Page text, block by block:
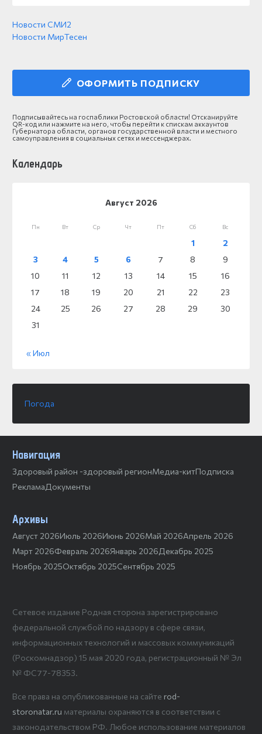
Новости СМИ2
Новости МирТесен
ОФОРМИТЬ ПОДПИСКУ
Подписывайтесь на госпаблики Ростовской области! Отсканируйте
QR-код или нажмите на него, чтобы перейти к спискам аккаунтов
Губернатора области, органов государственной власти и местного
самоуправления в социальных сетях и мессенджерах.
Календарь
Август 2026
Пн Вт Ср Чт Пт Сб Вс
1
2
3
4 5 6 7 8
9
10
11 12 13 14 15
16
17
18 19 20 21 22
23
24
25 26 27 28 29
30
31
« Июл
Погода
Навигация
Здоровый район -здоровый регионМедиа-китПодписка
РекламаДокументы
Архивы
Август 2026Июль 2026Июнь 2026Май 2026Апрель 2026
Март 2026Февраль 2026Январь 2026Декабрь 2025
Ноябрь 2025Октябрь 2025Сентябрь 2025
Сетевое издание Родная сторона зарегистрировано
федеральной службой по надзору в сфере связи,
информационных технологий и массовых коммуникаций
(Роскомнадзор) 15 мая 2020 года, регистрационный № Эл
№ ФС77-78353.
Все права на опубликованные на сайте rod-
storonatar.ru материалы охраняются в соответствии с
законодательством РФ. Любое использование материалов